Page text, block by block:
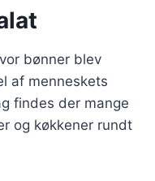
bønner blev
af menneskets
findes der mange
og køkkener rundt